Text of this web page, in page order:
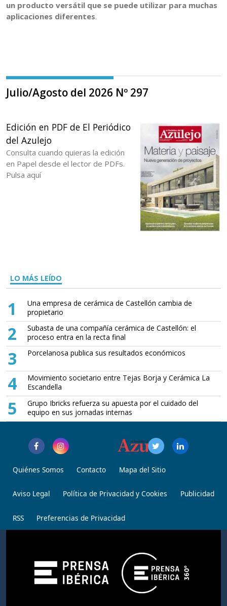
un producto versátil que se puede utilizar para muchas
aplicaciones diferentes.
Julio/Agosto del 2026 Nº 297
Edición en PDF de El Periódico
del Azulejo
Consulta cuando quieras la edición
en Papel desde el lector de PDFs.
Pulsa aquí
LO MÁS LEÍDO
1
Una empresa de cerámica de Castellón cambia de
propietario
2
Subasta de una compañía cerámica de Castellón: el
proceso entra en la recta final
3 Porcelanosa publica sus resultados económicos
4
Movimiento societario entre Tejas Borja y Cerámica La
Escandella
5
Grupo Ibricks refuerza su apuesta por el cuidado del
equipo en sus jornadas internas
Quiénes Somos Contacto Mapa del Sitio
Aviso Legal Política de Privacidad y Cookies Publicidad
RSS Preferencias de Privacidad